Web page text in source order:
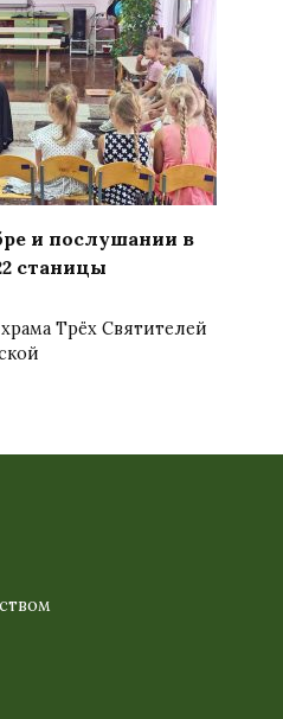
и послушании в
станицы
Трёх Святителей